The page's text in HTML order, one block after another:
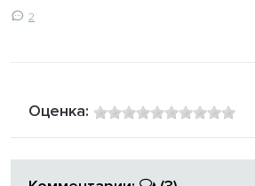
2
Оценка: